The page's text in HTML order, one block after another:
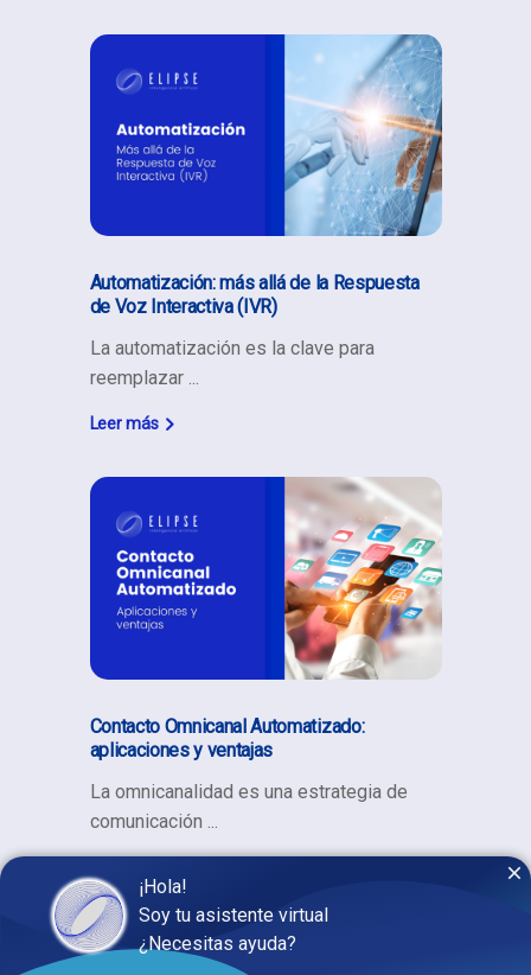
¡Hola!
Soy tu asistente virtual
¿Necesitas ayuda?
Automatización: más allá de la Respuesta
de Voz Interactiva (IVR)
La automatización es la clave para
reemplazar
Leer más
Contacto Omnicanal Automatizado:
aplicaciones y ventajas
La omnicanalidad es una estrategia de
comunicación